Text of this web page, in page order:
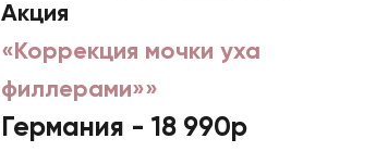
Акция
«Коррекция мочки уха
филлерами»»
Германия - 18 990р